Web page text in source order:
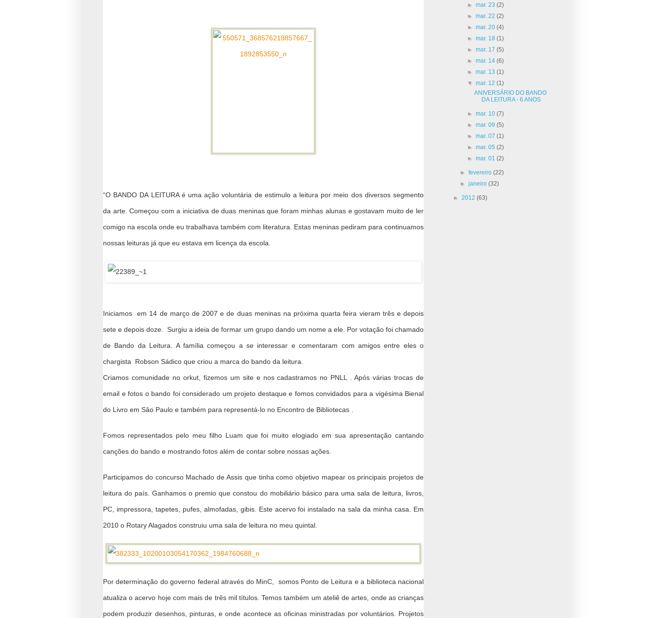
“O BANDO DA LEITURA é uma ação voluntária de estimulo a leitura por meio dos diversos segmento
da arte. Começou com a iniciativa de duas meninas que foram minhas alunas e gostavam muito de ler
comigo na escola onde eu trabalhava também com literatura. Estas meninas pediram para continuamos
nossas leituras já que eu estava em licença da escola.
Iniciamos em 14 de março de 2007 e de duas meninas na próxima quarta feira vieram três e depois
sete e depois doze. Surgiu a ideia de formar um grupo dando um nome a ele. Por votação foi chamado
de Bando da Leitura. A família começou a se interessar e comentaram com amigos entre eles o
chargista Robson Sádico que criou a marca do bando da leitura.
Criamos comunidade no orkut, fizemos um site e nos cadastramos no PNLL . Após várias trocas de
email e fotos o bando foi considerado um projeto destaque e fomos convidados para a vigésima Bienal
do Livro em Sâo Paulo e também para representá-lo no Encontro de Bibliotecas .
Fomos representados pelo meu filho Luam que foi muito elogiado em sua apresentação cantando
canções do bando e mostrando fotos além de contar sobre nossas ações.
Participamos do concurso Machado de Assis que tinha como objetivo mapear os principais projetos de
leitura do país. Ganhamos o premio que constou do mobiliário básico para uma sala de leitura, livros,
PC, impressora, tapetes, pufes, almofadas, gibis. Este acervo foi instalado na sala da minha casa. Em
2010 o Rotary Alagados construiu uma sala de leitura no meu quintal.
Por determinação do governo federal através do MinC, somos Ponto de Leitura e a biblioteca nacional
atualiza o acervo hoje com mais de três mil títulos. Temos também um ateliê de artes, onde as crianças
podem produzir desenhos, pinturas, e onde acontece as oficinas ministradas por voluntários. Projetos
► mar. 23 (2)
► mar. 22 (2)
► mar. 20 (4)
► mar. 18 (1)
► mar. 17 (5)
► mar. 14 (6)
► mar. 13 (1)
▼ mar. 12 (1)
ANIVERSÁRIO DO BANDO
DA LEITURA - 6 ANOS
► mar. 10 (7)
► mar. 09 (5)
► mar. 07 (1)
► mar. 05 (2)
► mar. 01 (2)
►fevereiro(22)
►janeiro(32)
► 2012 (63)